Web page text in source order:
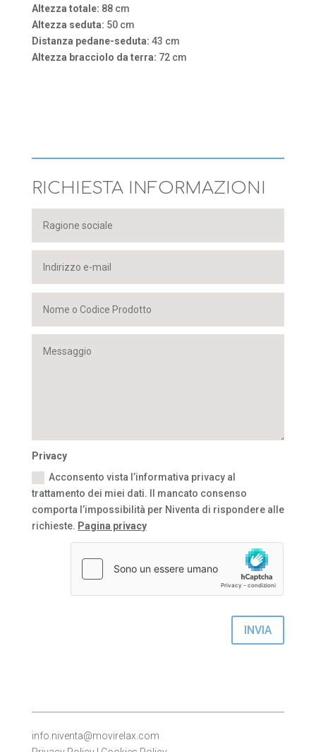
Altezza totale: 88 cm
Altezza seduta: 50 cm
Distanza pedane-seduta: 43 cm
Altezza bracciolo da terra: 72 cm
RICHIESTA INFORMAZIONI
Privacy
Acconsento vista l’informativa privacy al
trattamento dei miei dati. Il mancato consenso
comporta l’impossibilità per Niventa di rispondere alle
richieste. Pagina privacy
INVIA
info.niventa@movirelax.com